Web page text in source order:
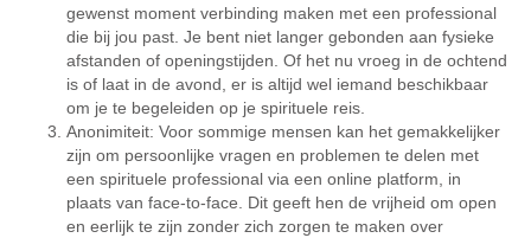
gewenst moment verbinding maken met een professional
die bij jou past. Je bent niet langer gebonden aan fysieke
afstanden of openingstijden. Of het nu vroeg in de ochtend
is of laat in de avond, er is altijd wel iemand beschikbaar
om je te begeleiden op je spirituele reis.
Anonimiteit: Voor sommige mensen kan het gemakkelijker
zijn om persoonlijke vragen en problemen te delen met
een spirituele professional via een online platform, in
plaats van face-to-face. Dit geeft hen de vrijheid om open
en eerlijk te zijn zonder zich zorgen te maken over